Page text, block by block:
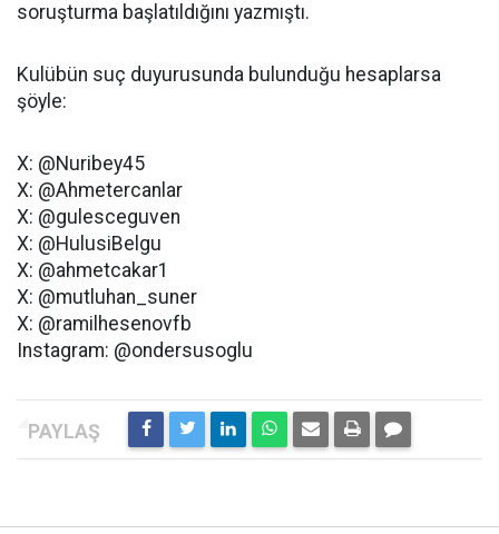
soruşturma başlatıldığını yazmıştı.
Kulübün suç duyurusunda bulunduğu hesaplarsa
şöyle:
X: @Nuribey45
X: @Ahmetercanlar
X: @gulesceguven
X: @HulusiBelgu
X: @ahmetcakar1
X: @mutluhan_suner
X: @ramilhesenovfb
Instagram: @ondersusoglu